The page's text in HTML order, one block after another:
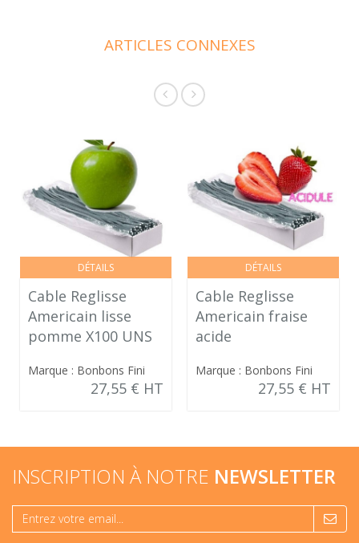
ARTICLES CONNEXES
DÉTAILS
Cable Reglisse
Americain lisse
pomme X100 UNS
Marque : Bonbons Fini
27,55 € HT
DÉTAILS
Cable Reglisse
Americain fraise
acide
Marque : Bonbons Fini
27,55 € HT
INSCRIPTION À NOTRE NEWSLETTER